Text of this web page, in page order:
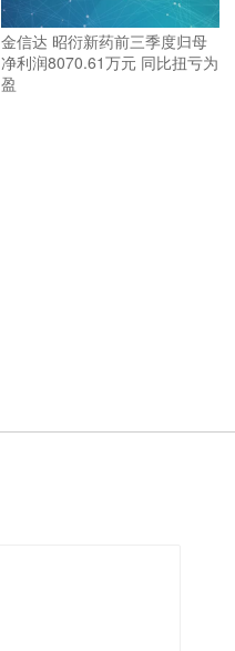
金信达 昭衍新药前三季度归母
净利润8070.61万元 同比扭亏为
盈